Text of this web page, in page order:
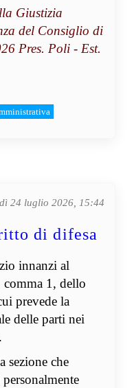
Giustizia
del Consiglio di
Pres. Poli - Est.
24 luglio 2026, 15:44
di difesa
innanzi al
1, dello
prevede la
delle parti nei
sezione che